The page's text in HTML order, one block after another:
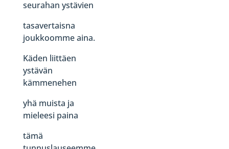
seurahan ystävien
tasavertaisna
joukkoomme aina.
Käden liittäen
ystävän
kämmenehen
yhä muista ja
mieleesi paina
tämä